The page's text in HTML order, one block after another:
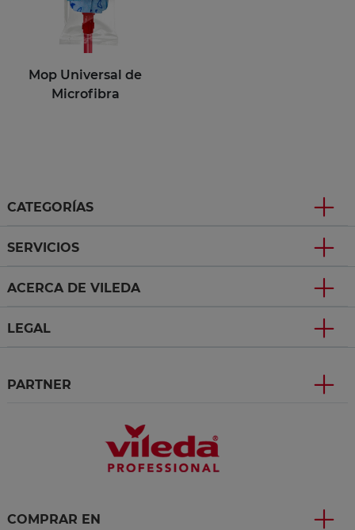
Mop Universal de
Microfibra
CATEGORÍAS
SERVICIOS
ACERCA DE VILEDA
LEGAL
PARTNER
COMPRAR EN